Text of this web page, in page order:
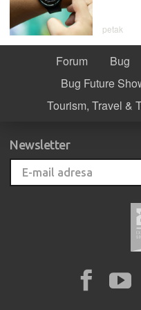
petak
Forum Bug
Bug Future
Tourism, Travel &
Newsletter